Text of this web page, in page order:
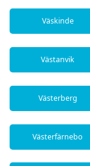
Väskinde
Västanvik
Västerberg
Västerfärnebo